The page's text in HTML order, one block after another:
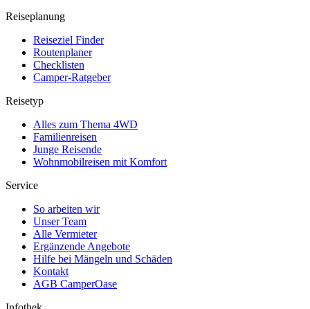
Reiseplanung
Reiseziel Finder
Routenplaner
Checklisten
Camper-Ratgeber
Reisetyp
Alles zum Thema 4WD
Familienreisen
Junge Reisende
Wohnmobilreisen mit Komfort
Service
So arbeiten wir
Unser Team
Alle Vermieter
Ergänzende Angebote
Hilfe bei Mängeln und Schäden
Kontakt
AGB CamperOase